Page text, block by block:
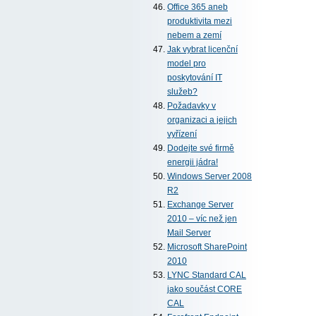
Office 365 aneb
produktivita mezi
nebem a zemí
Jak vybrat licenční
model pro
poskytování IT
služeb?
Požadavky v
organizaci a jejich
vyřízení
Dodejte své firmě
energii jádra!
Windows Server 2008
R2
Exchange Server
2010 – víc než jen
Mail Server
Microsoft SharePoint
2010
LYNC Standard CAL
jako součást CORE
CAL